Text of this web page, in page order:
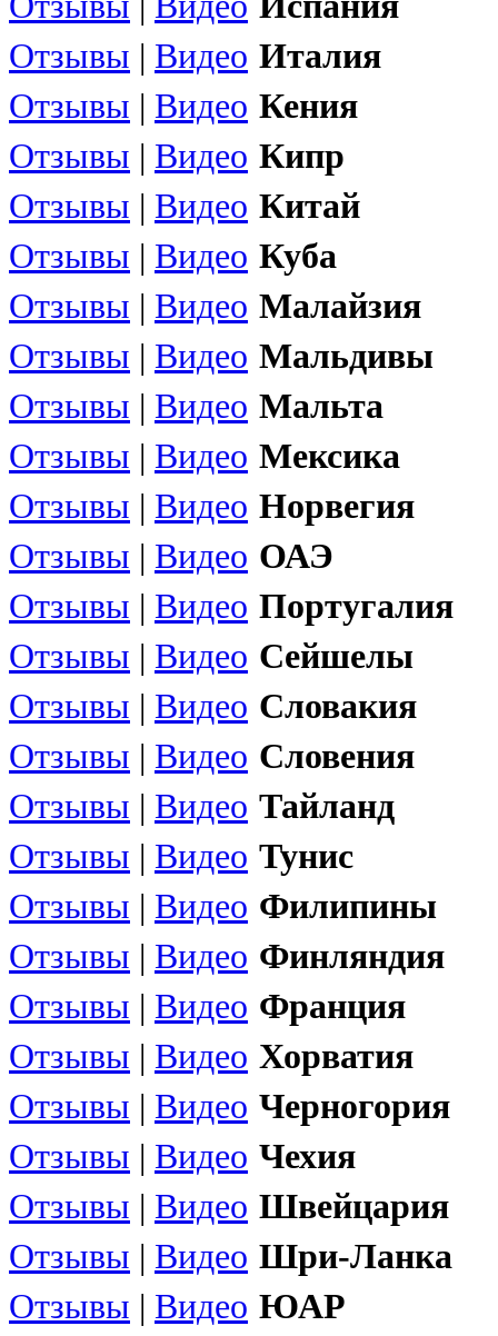
Отзывы | Видео Италия
Отзывы | Видео Кения
Отзывы | Видео Кипр
Отзывы | Видео Китай
Отзывы | Видео Куба
Отзывы | Видео Малайзия
Отзывы | Видео Мальдивы
Отзывы | Видео Мальта
Отзывы | Видео Мексика
Отзывы | Видео Норвегия
Отзывы | Видео ОАЭ
Отзывы | Видео Португалия
Отзывы | Видео Сейшелы
Отзывы | Видео Словакия
Отзывы | Видео Словения
Отзывы | Видео Тайланд
Отзывы | Видео Тунис
Отзывы | Видео Филипины
Отзывы | Видео Финляндия
Отзывы | Видео Франция
Отзывы | Видео Хорватия
Отзывы | Видео Черногория
Отзывы | Видео Чехия
Отзывы | Видео Швейцария
Отзывы | Видео Шри-Ланка
Отзывы | Видео ЮАР